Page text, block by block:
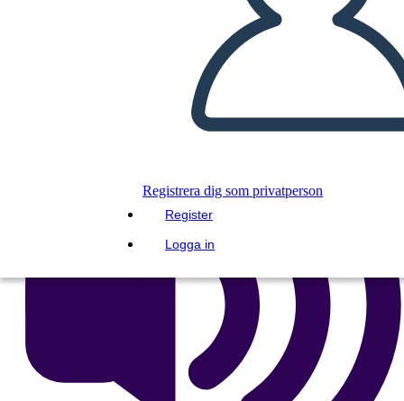
Registrera dig som privatperson
Register
Logga in
SKAPA EN STORYBOARD
SPELA UPP BILDSPEL
LÄS FÖR MIG